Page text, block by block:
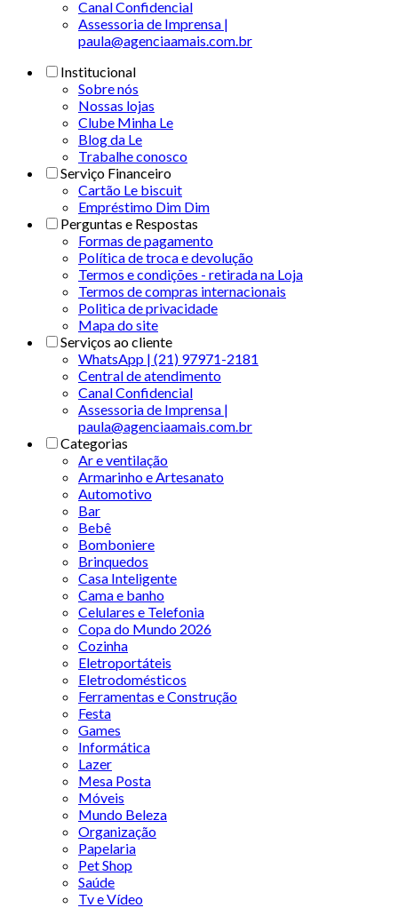
Canal Confidencial
Assessoria de Imprensa |
paula@agenciaamais.com.br
Institucional
Sobre nós
Nossas lojas
Clube Minha Le
Blog da Le
Trabalhe conosco
Serviço Financeiro
Cartão Le biscuit
Empréstimo Dim Dim
Perguntas e Respostas
Formas de pagamento
Política de troca e devolução
Termos e condições - retirada na Loja
Termos de compras internacionais
Politica de privacidade
Mapa do site
Serviços ao cliente
WhatsApp | (21) 97971-2181
Central de atendimento
Canal Confidencial
Assessoria de Imprensa |
paula@agenciaamais.com.br
Categorias
Ar e ventilação
Armarinho e Artesanato
Automotivo
Bar
Bebê
Bomboniere
Brinquedos
Casa Inteligente
Cama e banho
Celulares e Telefonia
Copa do Mundo 2026
Cozinha
Eletroportáteis
Eletrodomésticos
Ferramentas e Construção
Festa
Games
Informática
Lazer
Mesa Posta
Móveis
Mundo Beleza
Organização
Papelaria
Pet Shop
Saúde
Tv e Vídeo